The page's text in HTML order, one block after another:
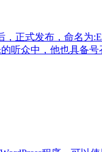
正式发布，命名
众中，他也具备